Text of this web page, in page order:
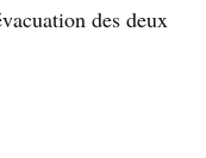
des deux